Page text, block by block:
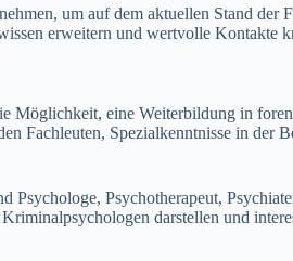
um auf dem aktuellen Stand der
erweitern und wertvolle Kontakte
Möglichkeit, eine Weiterbildung in
Fachleuten, Spezialkenntnisse in der
Psychotherapeut,
darstellen und